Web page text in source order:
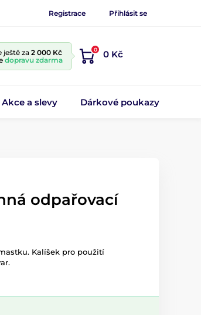
Registrace Přihlásit se
ještě za 2 000 Kč
dopravu zdarma
0 0 Kč
Akce a slevy Dárkové poukazy
odpařovací
Kalíšek pro použití